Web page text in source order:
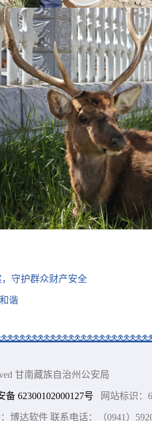
守护群众财产安全
谐
甘南藏族自治州公安局
备 62300102000127号 网站标识：
博达软件 联系电话：（0941）